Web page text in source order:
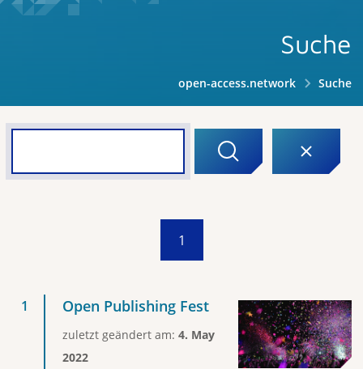
Suche
open-access.network Suche
1
Open Publishing Fest
zuletzt geändert am: 4. May
2022